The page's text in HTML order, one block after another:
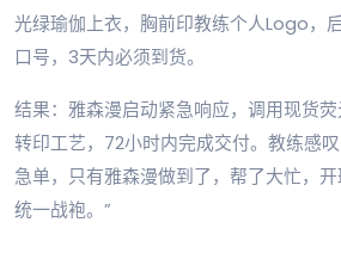
光绿瑜伽上衣，胸前印教练个人Logo，
口号，3天内必须到货。
结果：雅森漫启动紧急响应，调用现货
转印工艺，72小时内完成交付。教练感
急单，只有雅森漫做到了，帮了大忙，
统一战袍。”